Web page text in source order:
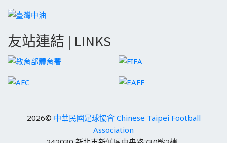
友站連結 | LINKS
2026© 中華民國足球協會 Chinese Taipei Football
Association